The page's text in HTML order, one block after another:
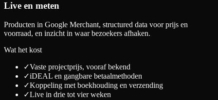
Live en meten
Producten in Google Merchant, structured data voor prijs en
voorraad, en inzicht in waar bezoekers afhaken.
Wat het kost
✓Vaste projectprijs, vooraf bekend
✓iDEAL en gangbare betaalmethoden
✓Koppeling met boekhouding en verzending
✓Live in drie tot vier weken